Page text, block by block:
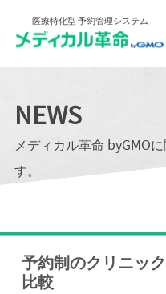
医療特化型 予約管理システム
NEWS
メディカル革命 byGMO
す。
予約制のクリニッ
比較